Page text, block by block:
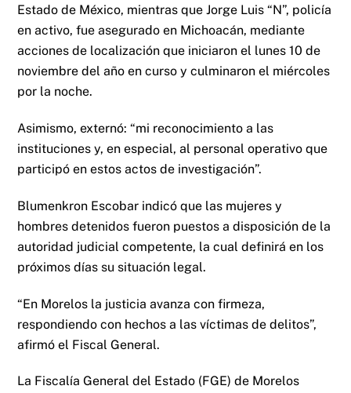
Estado de México, mientras que Jorge Luis “N”, policía
en activo, fue asegurado en Michoacán, mediante
acciones de localización que iniciaron el lunes 10 de
noviembre del año en curso y culminaron el miércoles
por la noche.
Asimismo, externó: “mi reconocimiento a las
instituciones y, en especial, al personal operativo que
participó en estos actos de investigación”.
Blumenkron Escobar indicó que las mujeres y
hombres detenidos fueron puestos a disposición de la
autoridad judicial competente, la cual definirá en los
próximos días su situación legal.
“En Morelos la justicia avanza con firmeza,
respondiendo con hechos a las víctimas de delitos”,
afirmó el Fiscal General.
La Fiscalía General del Estado (FGE) de Morelos